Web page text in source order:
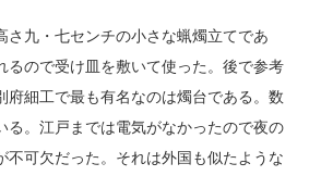
さ九・七センチの小さな蝋燭立てであ
るので受け皿を敷いて使った。後で参考
府細工で最も有名なのは燭台である。数
る。江戸までは電気がなかったので夜の
不可欠だった。それは外国も似たような